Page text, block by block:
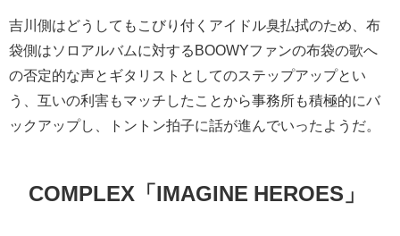
吉川側はどうしてもこびり付くアイドル臭払拭のため、布
袋側はソロアルバムに対するBOOWYファンの布袋の歌へ
の否定的な声とギタリストとしてのステップアップとい
う、互いの利害もマッチしたことから事務所も積極的にバ
ックアップし、トントン拍子に話が進んでいったようだ。
COMPLEX「IMAGINE HEROES」